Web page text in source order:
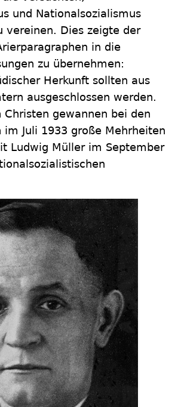
und Nationalsozialismus
vereinen. Dies zeigte der
in die
zu übernehmen:
Herkunft sollten aus
ausgeschlossen werden.
Christen gewannen bei den
im Juli 1933 große Mehrheiten
Ludwig Müller im September